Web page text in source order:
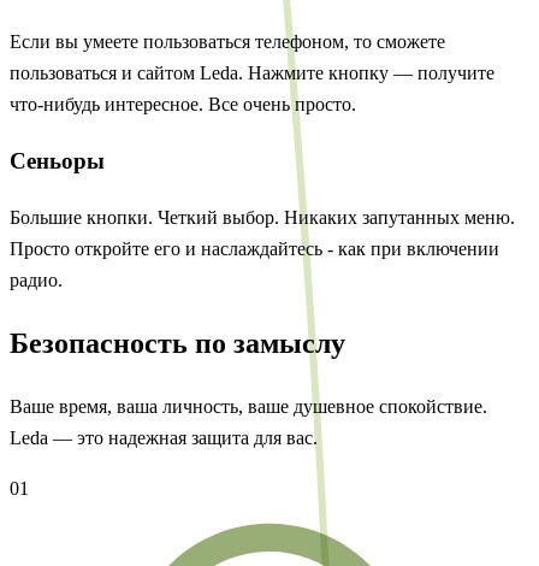
Если вы умеете пользоваться телефоном, то сможете
пользоваться и сайтом Leda. Нажмите кнопку — получите
что-нибудь интересное. Все очень просто.
Сеньоры
Большие кнопки. Четкий выбор. Никаких запутанных меню.
Просто откройте его и наслаждайтесь - как при включении
радио.
Безопасность по замыслу
Ваше время, ваша личность, ваше душевное спокойствие.
Leda — это надежная защита для вас.
01